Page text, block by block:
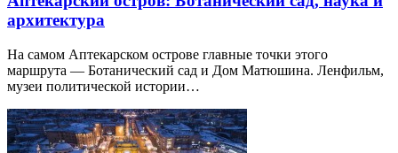
архитектура
На самом Аптекарском острове главные точки этого
маршрута — Ботанический сад и Дом Матюшина. Ленфильм,
музеи политической истории…